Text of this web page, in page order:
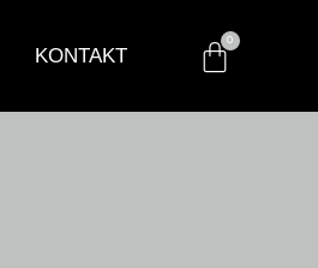
KONTAKT